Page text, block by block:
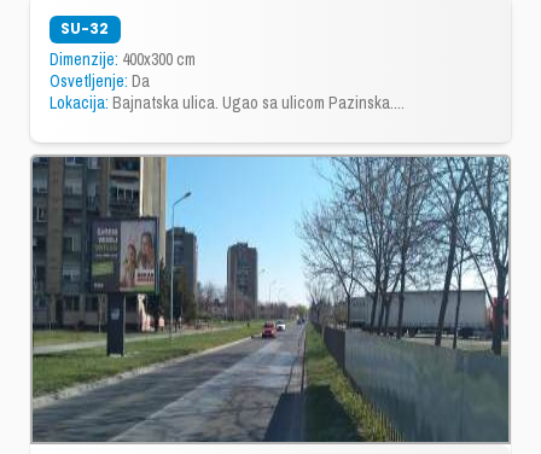
SU-32
Dimenzije: 400x300 cm
Osvetljenje: Da
Lokacija: Bajnatska ulica. Ugao sa ulicom Pazinska....